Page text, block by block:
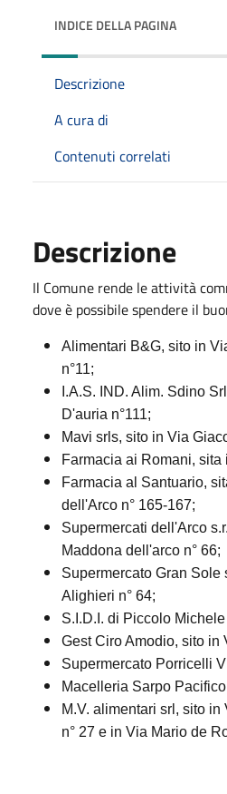
INDICE DELLA PAGINA
Descrizione
A cura di
Contenuti correlati
Descrizione
Il Comune rende le attività
dove è possibile spendere il
Alimentari B&G, sito in
n°11;
I.A.S. IND. Alim. Sdino
D'auria n°111;
Mavi srls, sito in Via
Farmacia ai Romani, sita
Farmacia al Santuario,
dell'Arco n° 165-167;
Supermercati dell'Arco
Maddona dell'arco n° 66;
Supermercato Gran Sole
Alighieri n° 64;
S.I.D.I. di Piccolo
Gest Ciro Amodio, sito in
Supermercato Porricelli
Macelleria Sarpo
M.V. alimentari srl, sito
n° 27 e in Via Mario de